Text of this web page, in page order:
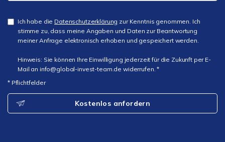
Ich habe die Datenschutzerklärung zur Kenntnis genommen. Ich
stimme zu, dass meine Angaben und Daten zur Beantwortung
meiner Anfrage elektronisch erhoben und gespeichert werden.
Hinweis: Sie können Ihre Einwilligung jederzeit für die Zukunft per E-
Mail an info@global-invest-team.de widerrufen. *
* Pflichtfelder
Kostenlos anfordern